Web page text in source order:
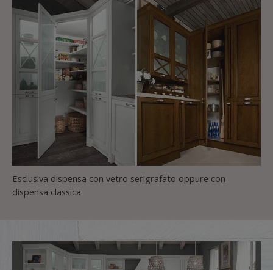
Esclusiva dispensa con vetro serigrafato oppure con
dispensa classica